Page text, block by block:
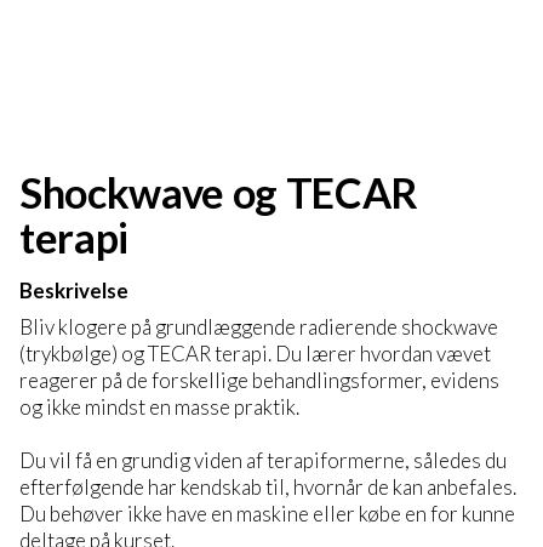
Shockwave og TECAR
terapi
Beskrivelse
Bliv klogere på grundlæggende radierende shockwave
(trykbølge) og TECAR terapi. Du lærer hvordan vævet
reagerer på de forskellige behandlingsformer, evidens
og ikke mindst en masse praktik.
Du vil få en grundig viden af terapiformerne, således du
efterfølgende har kendskab til, hvornår de kan anbefales.
Du behøver ikke have en maskine eller købe en for kunne
deltage på kurset.